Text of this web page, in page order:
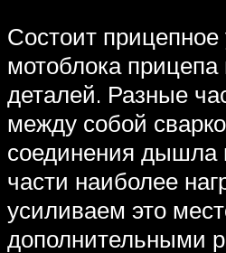
Состоит прицепное
мотоблока прицепа
деталей. Разные
между собой
соединения дышла
части наиболее
усиливаем это
дополнительными